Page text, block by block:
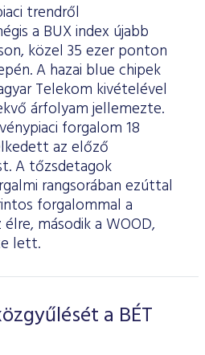
trendről
a BUX index újabb
közel 35 ezer ponton
A hazai blue chipek
Telekom kivételével
árfolyam jellemezte.
forgalom 18
az előző
A tőzsdetagok
rangsorában ezúttal
forgalommal a
második a WOOD,
lett.
a BÉT